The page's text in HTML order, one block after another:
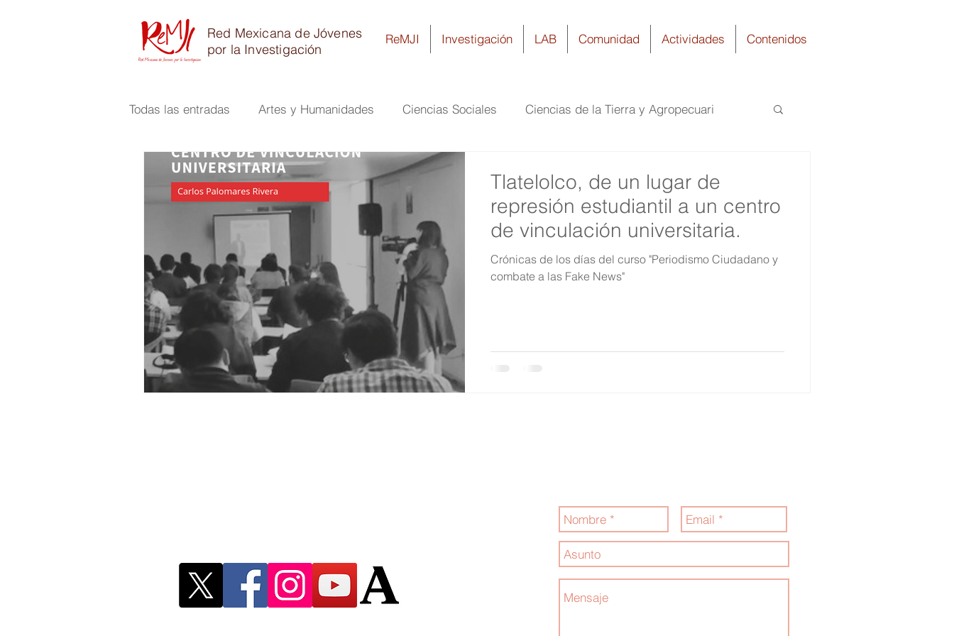
ReMJI Investigación LAB Comunidad Actividades Contenidos
Red Mexicana de Jóvenes
por la Investigación
Todas las entradas Artes y Humanidades Ciencias Sociales Ciencias de la Tierra y Agropecuari
Físico Matemáticas e Ingeniería Ciencias Biomédicas y de la Salud
Tlatelolco, de un lugar de
represión estudiantil a un centro
de vinculación universitaria.
Crónicas de los días del curso "Periodismo Ciudadano y
combate a las Fake News"